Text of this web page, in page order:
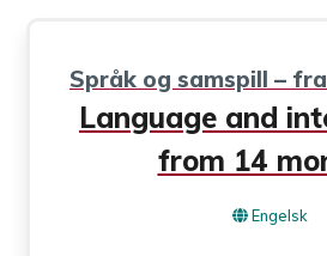
Språk og samspill –
Language and
from 14
Engelsk